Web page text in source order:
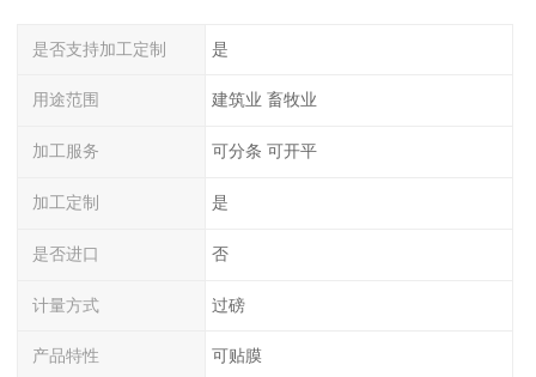
是否支持加工定制 是
用途范围 建筑业 畜牧业
加工服务 可分条 可开平
加工定制 是
是否进口 否
计量方式 过磅
产品特性 可贴膜